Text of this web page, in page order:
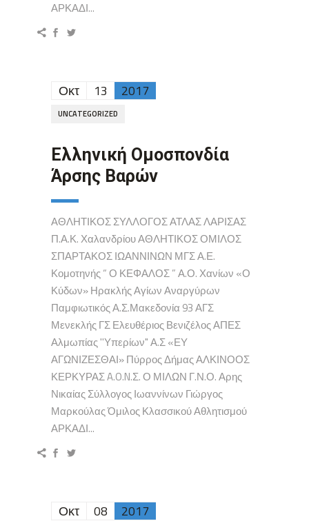
ΑΡΚΑΔΙ...
Οκτ 13 2017
UNCATEGORIZED
Ελληνική Ομοσπονδία
Άρσης Βαρών
ΑΘΛΗΤΙΚΟΣ ΣΥΛΛΟΓΟΣ ΑΤΛΑΣ ΛΑΡΙΣΑΣ
Π.Α.Κ. Χαλανδρίου ΑΘΛΗΤΙΚΟΣ ΟΜΙΛΟΣ
ΣΠΑΡΤΑΚΟΣ ΙΩΑΝΝΙΝΩΝ ΜΓΣ Α.Ε.
Κομοτηνής “ Ο ΚΕΦΑΛΟΣ ” Α.Ο. Χανίων «Ο
Κύδων» Ηρακλής Αγίων Αναργύρων
Παμφιωτικός Α.Σ.Μακεδονία 93 ΑΓΣ
Μενεκλής ΓΣ Ελευθέριος Βενιζέλος ΑΠΕΣ
Αλμωπίας ''Υπερίων" Α.Σ «ΕΥ
ΑΓΩΝΙΖΕΣΘΑΙ» Πύρρος Δήμας ΑΛΚΙΝΟΟΣ
ΚΕΡΚΥΡΑΣ A.O.N.Σ. Ο ΜΙΛΩΝ Γ.Ν.Ο. Αρης
Νικαίας Σύλλογος Ιωαννίνων Γιώργος
Μαρκούλας Όμιλος Κλασσικού Αθλητισμού
ΑΡΚΑΔΙ...
Οκτ 08 2017